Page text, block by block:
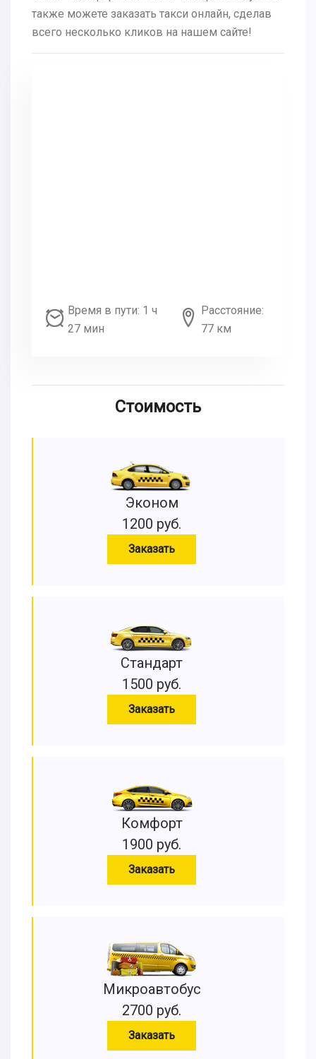
также можете заказать такси онлайн, сделав
всего несколько кликов на нашем сайте!
Время в пути: 1 ч
27 мин
Расстояние:
77 км
Стоимость
Эконом
1200 руб.
Заказать
Стандарт
1500 руб.
Заказать
Комфорт
1900 руб.
Заказать
Микроавтобус
2700 руб.
Заказать